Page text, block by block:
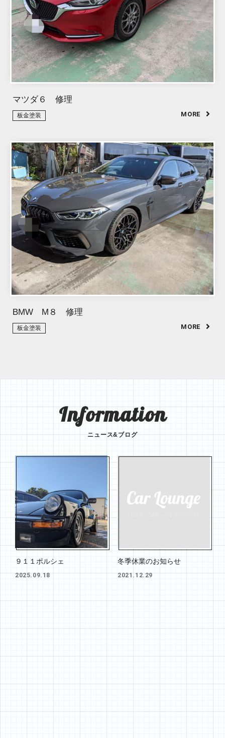
マツダ６ 修理
板金塗装
BMW M８ 修理
板金塗装
Information
ニュース&ブログ
９１１ポルシェ
2025.09.18
冬季休業のお知らせ
2021.12.29